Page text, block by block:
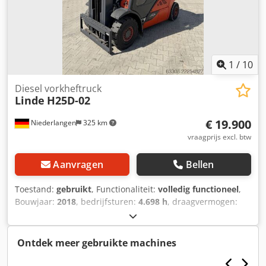
1 / 10
Niederlangen 325 km
Diesel vorkheftruck
Linde H25D-02
€ 19.900
vraagprijs excl. btw
Aanvragen Bellen
Toestand: gebruikt, Functionaliteit: volledig functioneel,
Bouwjaar: 2018, bedrijfsturen: 4.698 h, draagvermogen:
4.715 mm
brandstoftype:diesel, masttype:triplex, bouwhoogte:
2.152 mm , aandrijftype:Diesel, Dieselheftruck
Lastzwaartepunt: 500 Masttype: Triplex Staat: direct
Ontdek meer gebruikte machines